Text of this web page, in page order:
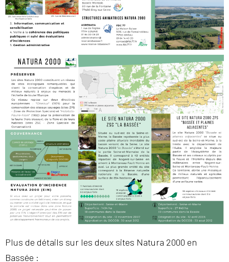
Plus de détails sur les deux sites Natura 2000 en
Bassée :